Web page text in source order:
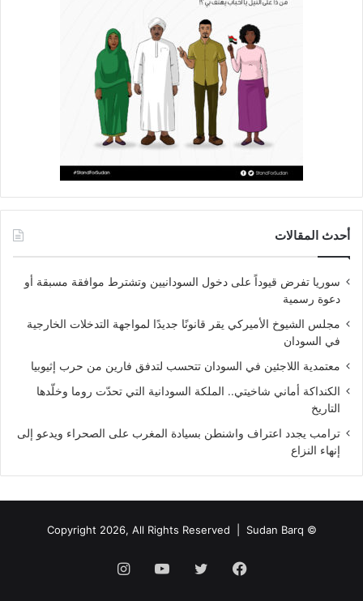
أحدث المقالات
سوريا تفرض قيوداً على دخول السودانيين وتشترط موافقة مسبقة أو
دعوة رسمية
مجلس الشيوخ الأميركي يقر قانونًا جديدًا لمواجهة التدخلات الخارجية
في السودان
معتمدية اللاجئين في السودان تتحسب لتدفق فارين من حرب إثيوبيا
الكنداكة أماني شاخيتي.. الملكة السودانية التي تحدّت روما وخلّدها
التاريخ
ترامب يجدد اعتراف واشنطن بسيادة المغرب على الصحراء ويدعو إلى
إنهاء النزاع
© Copyright 2026, All Rights Reserved |
Sudan Barq
فيسبوك تويتر يوتيوبانستقرام